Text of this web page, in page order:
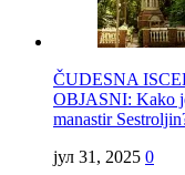
ČUDESNA
OBJASNI: Kako
manastir
јул 31, 2025 0